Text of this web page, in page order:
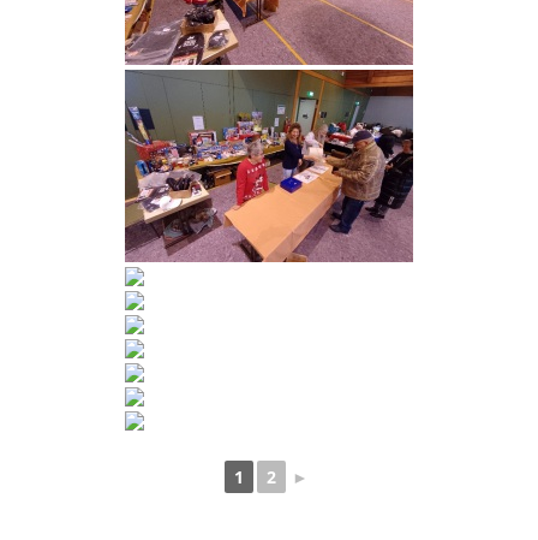
1 2 ►